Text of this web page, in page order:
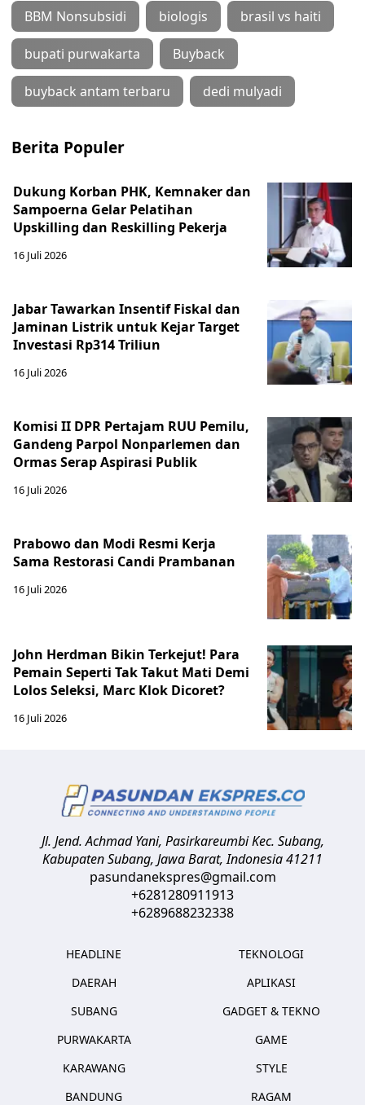
BBM Nonsubsidi biologis brasil vs haiti
bupati purwakarta Buyback
buyback antam terbaru dedi mulyadi
Berita Populer
Dukung Korban PHK, Kemnaker dan
Sampoerna Gelar Pelatihan
Upskilling dan Reskilling Pekerja
16 Juli 2026
Jabar Tawarkan Insentif Fiskal dan
Jaminan Listrik untuk Kejar Target
Investasi Rp314 Triliun
16 Juli 2026
Komisi II DPR Pertajam RUU Pemilu,
Gandeng Parpol Nonparlemen dan
Ormas Serap Aspirasi Publik
16 Juli 2026
Prabowo dan Modi Resmi Kerja
Sama Restorasi Candi Prambanan
16 Juli 2026
John Herdman Bikin Terkejut! Para
Pemain Seperti Tak Takut Mati Demi
Lolos Seleksi, Marc Klok Dicoret?
16 Juli 2026
Jl. Jend. Achmad Yani, Pasirkareumbi Kec. Subang,
Kabupaten Subang, Jawa Barat,Indonesia41211
pasundanekspres@gmail.com
+6281280911913
+6289688232338
HEADLINE
DAERAH
SUBANG
PURWAKARTA
KARAWANG
BANDUNG
TEKNOLOGI
APLIKASI
GADGET & TEKNO
GAME
STYLE
RAGAM